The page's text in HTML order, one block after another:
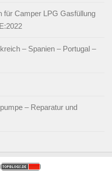
für Camper LPG Gasfüllung
– Spanien – Portugal –
– Reparatur und